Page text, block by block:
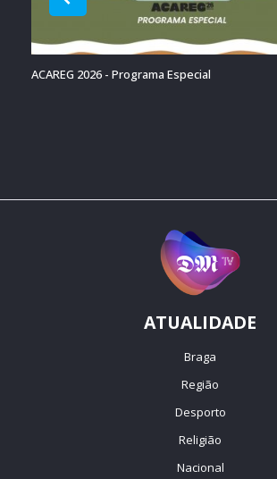
ACAREG 2026 - Programa Especial
ATUALIDADE
Braga
Região
Desporto
Religião
Nacional